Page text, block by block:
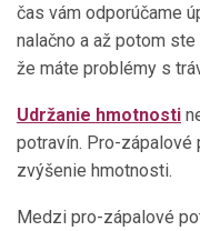
čas vám odporúčame
nalačno a až potom
že máte problémy s
Udržanie hmotnosti
potravín. Pro-zápalové
zvýšenie hmotnosti.
Medzi pro-zápalové